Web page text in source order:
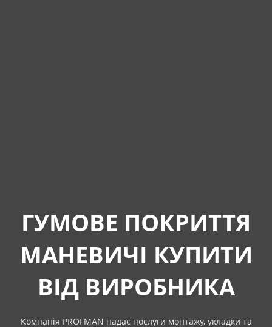
ГУМОВЕ ПОКРИТТЯ
МАНЕВИЧІ КУПИТИ
ВІД ВИРОБНИКА
Компанія PROFMAN надає послуги монтажу, укладки та